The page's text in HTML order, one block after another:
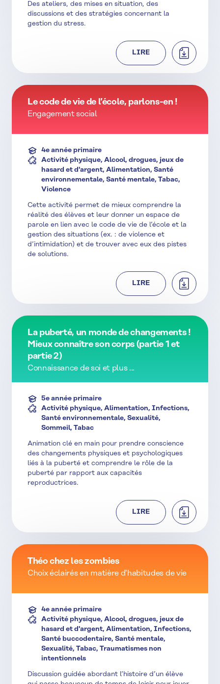
Des ateliers, des mises en situation, des
discussions et des stratégies concernant la
gestion du stress.
LIRE
Le code de vie de l’école, parlons-en !
Engagement social
4e année primaire
Activité physique, Alcool, drogues, jeux de
hasard et d'argent, Alimentation, Santé
environnementale, Santé mentale, Tabac,
Violence
Cette activité permet de mieux comprendre la
réalité des élèves et leur donner un espace de
parole en lien avec le code de vie de l’école et la
gestion des situations (ex. : de violence et
d’intimidation) et de trouver avec eux des pistes
de solutions.
LIRE
La puberté, un monde de changements !
Mieux connaître son corps (partie 1 et
partie 2)
Connaissance de soi et plus ...
5e année primaire
Activité physique, Alimentation, Infections,
Santé environnementale, Sexualité,
Sommeil, Tabac
Animation clé en main pour prendre conscience
des changements physiques et psychologiques
liés à la puberté et comprendre le rôle de la
puberté par rapport aux capacités
reproductrices.
LIRE
Théo chez les zombies
Choix éclairés en matière d'habitudes de vie
4e année primaire
Activité physique, Alcool, drogues, jeux de
hasard et d'argent, Alimentation, Infections,
Santé buccodentaire, Santé mentale,
Sexualité, Tabac, Traumatismes non
intentionnels
Discussion guidée abordant l’histoire d’un élève